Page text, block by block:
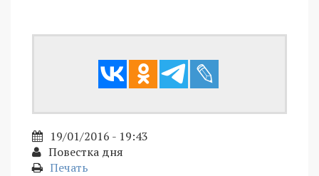
19/01/2016 - 19:43
Повестка дня
Печать